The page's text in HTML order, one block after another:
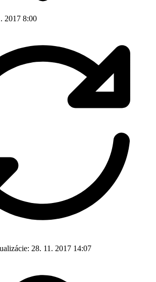
2017 8:00
28. 11. 2017 14:07